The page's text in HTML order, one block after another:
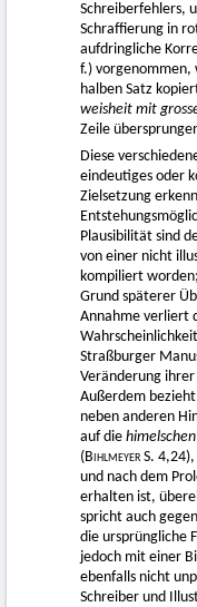
Schreiberfehlers,
Schraffierung in
aufdringliche
f.) vorgenommen,
halben Satz
weisheit mit
Zeile
Diese
eindeutiges oder
Zielsetzung
Plausibilität sind
von einer nicht
kompiliert
Grund späterer
Annahme verliert
Straßburger
Veränderung
Außerdem bezieht
neben anderen
auf die
( Bihlmeyer S.
und nach dem
erhalten ist,
spricht auch gegen
die ursprüngliche
jedoch mit einer
ebenfalls nicht
Schreiber und